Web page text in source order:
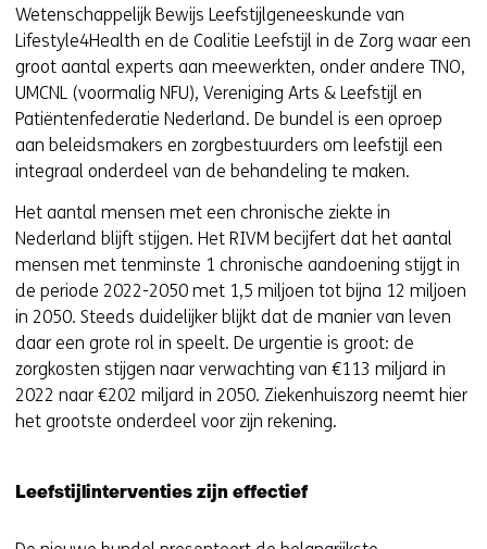
Wetenschappelijk Bewijs Leefstijlgeneeskunde van
Lifestyle4Health en de Coalitie Leefstijl in de Zorg waar een
groot aantal experts aan meewerkten, onder andere TNO,
UMCNL (voormalig NFU), Vereniging Arts & Leefstijl en
Patiëntenfederatie Nederland. De bundel is een oproep
aan beleidsmakers en zorgbestuurders om leefstijl een
integraal onderdeel van de behandeling te maken.
Het aantal mensen met een chronische ziekte in
Nederland blijft stijgen. Het RIVM becijfert dat het aantal
mensen met tenminste 1 chronische aandoening stijgt in
de periode 2022-2050 met 1,5 miljoen tot bijna 12 miljoen
in 2050. Steeds duidelijker blijkt dat de manier van leven
daar een grote rol in speelt. De urgentie is groot: de
zorgkosten stijgen naar verwachting van €113 miljard in
2022 naar €202 miljard in 2050. Ziekenhuiszorg neemt hier
het grootste onderdeel voor zijn rekening.
Leefstijlinterventies zijn effectief